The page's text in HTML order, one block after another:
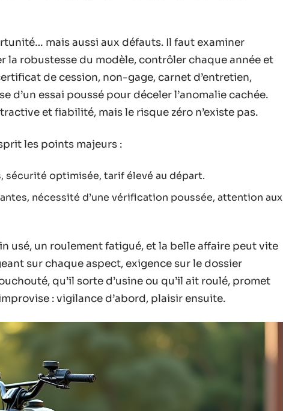
mais aussi aux défauts. Il faut examiner
la robustesse du modèle, contrôler chaque année et
de cession, non-gage, carnet d’entretien,
d’un essai poussé pour déceler l’anomalie cachée.
et fiabilité, mais le risque zéro n’existe pas.
les points majeurs :
sécurité optimisée, tarif élevé au départ.
nécessité d’une vérification poussée, attention aux
usé, un roulement fatigué, et la belle affaire peut vite
sur chaque aspect, exigence sur le dossier
qu’il sorte d’usine ou qu’il ait roulé, promet
: vigilance d’abord, plaisir ensuite.